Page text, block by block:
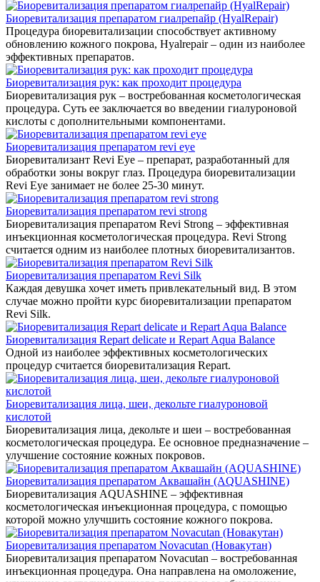
Биоревитализация препаратом гиалрепайр (HyalRepair)
Процедура биоревитализации способствует активному
обновлению кожного покрова, Hyalrepair – один из наиболее
эффективных препаратов.
Биоревитализация рук: как проходит процедура
Биоревитализация рук – востребованная косметологическая
процедура. Суть ее заключается во введении гиалуроновой
кислоты с дополнительными компонентами.
Биоревитализация препаратом revi eye
Биоревитализант Revi Eye – препарат, разработанный для
обработки зоны вокруг глаз. Процедура биоревитализации
Revi Eye занимает не более 25-30 минут.
Биоревитализация препаратом revi strong
Биоревитализация препаратом Revi Strong – эффективная
инъекционная косметологическая процедура. Revi Strong
считается одним из наиболее плотных биоревитализантов.
Биоревитализация препаратом Revi Silk
Каждая девушка хочет иметь привлекательный вид. В этом
случае можно пройти курс биоревитализации препаратом
Revi Silk.
Биоревитализация Repart delicate и Repart Aqua Balance
Одной из наиболее эффективных косметологических
процедур считается биоревитализация Repart.
Биоревитализация лица, шеи, декольте гиалуроновой
кислотой
Биоревитализация лица, декольте и шеи – востребованная
косметологическая процедура. Ее основное предназначение –
улучшение состояние кожных покровов.
Биоревитализация препаратом Аквашайн (AQUASHINE)
Биоревитализация AQUASHINE – эффективная
косметологическая инъекционная процедура, с помощью
которой можно улучшить состояние кожного покрова.
Биоревитализация препаратом Novacutan (Новакутан)
Биоревитализация препаратом Novacutan – востребованная
инъекционная процедура. Она направлена на омоложение,